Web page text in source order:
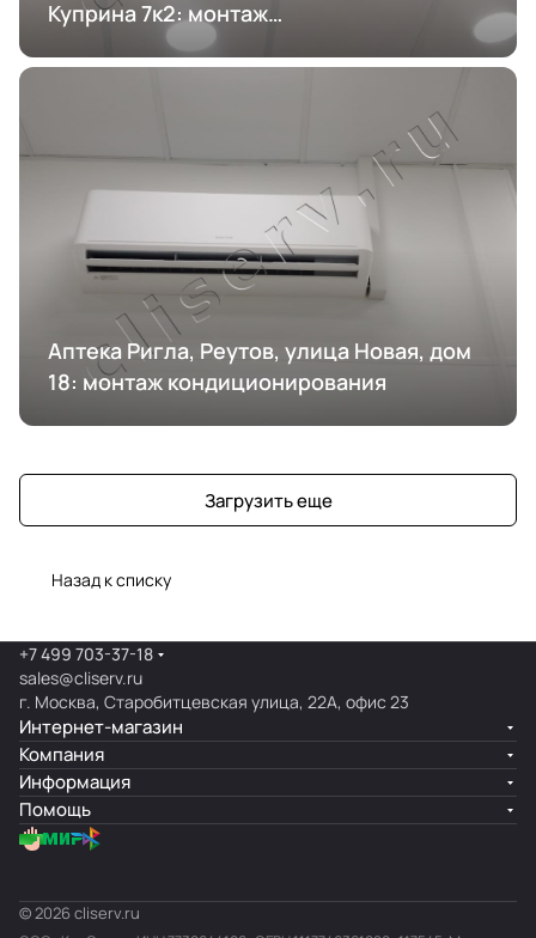
Куприна 7к2: монтаж
кондиционирования
Аптека Ригла, Реутов, улица Новая, дом
18: монтаж кондиционирования
Загрузить еще
Назад к списку
+7 499 703-37-18
sales@cliserv.ru
г. Москва, Старобитцевская улица, 22А, офис 23
Интернет-магазин
Компания
Информация
Помощь
© 2026 cliserv.ru